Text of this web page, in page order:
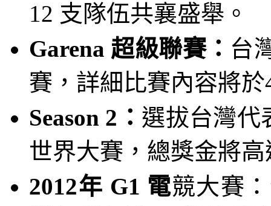
12 支隊伍共襄盛舉。
Garena 超級聯賽： 台
賽，詳細比賽內容將於
Season 2 ： 選拔台灣代
世界大賽，總獎金將高
2012年 G1 電競大賽